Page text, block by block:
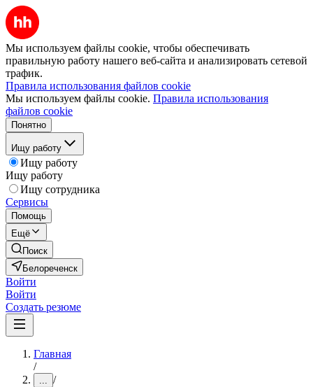
Мы используем файлы cookie, чтобы обеспечивать
правильную работу нашего веб-сайта и анализировать сетевой
трафик.
Правила использования файлов cookie
Мы используем файлы cookie. Правила использования
файлов cookie
Понятно
Ищу работу
Ищу работу
Ищу работу
Ищу сотрудника
Сервисы
Помощь
Ещё
Поиск
Белореченск
Войти
Войти
Создать резюме
Главная
/
... /